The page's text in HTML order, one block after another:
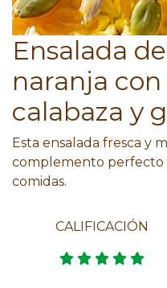
Ensalada
naranja
calabaza y
Esta ensalada fresca y
complemento perfecto
comidas.
CALIFICACIÓN